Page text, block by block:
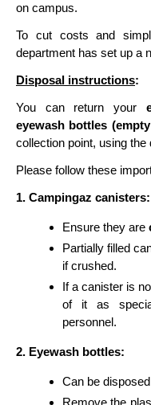
on campus.
To cut costs and
department has set up a
Disposal instructions:
You can return your
eyewash bottles
collection point, using the
Please follow these
1. Campingaz canisters:
Ensure they are
Partially filled
if crushed.
If a canister is
of it as
personnel.
2. Eyewash bottles:
Can be